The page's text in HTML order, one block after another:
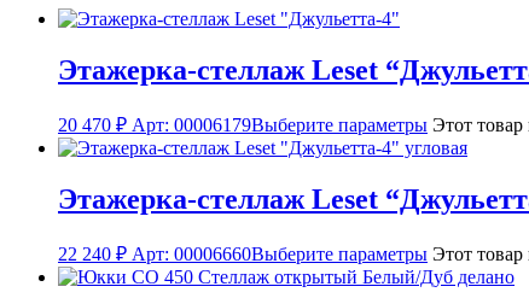
Этажерка-стеллаж Leset
20 470 ₽ Арт: 00006179Выберите параметры Этот
Этажерка-стеллаж Leset
22 240 ₽ Арт: 00006660Выберите параметры Этот